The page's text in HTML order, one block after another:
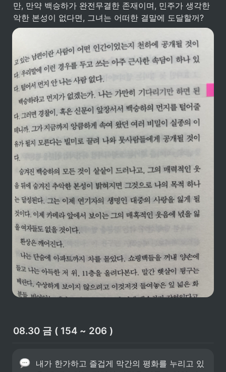
만, 만약 백승하가 완전무결한 존재이며, 민주가 생각한
악한 본성이 없다면, 그녀는 어떠한 결말에 도달할꺼?
08.30 금 ( 154 ~ 206 )
내가 한가하고 즐겁게 막간의 평화를 누리고 있